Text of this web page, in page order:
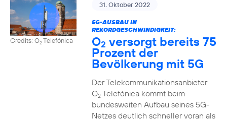
Credits: O2Telefónica
31. Oktober 2022
5G-AUSBAU IN
REKORDGESCHWINDIGKEIT:
O2 versorgt bereits 75
Prozent der
Bevölkerung mit 5G
Der Telekommunikationsanbieter
O2Telefónica kommt beim
bundesweiten Aufbau seines 5G-
Netzes deutlich schneller voran als